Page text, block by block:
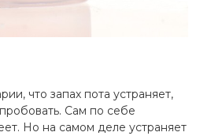
что запах пота устраняет,
Сам по себе
Но на самом деле устраняет